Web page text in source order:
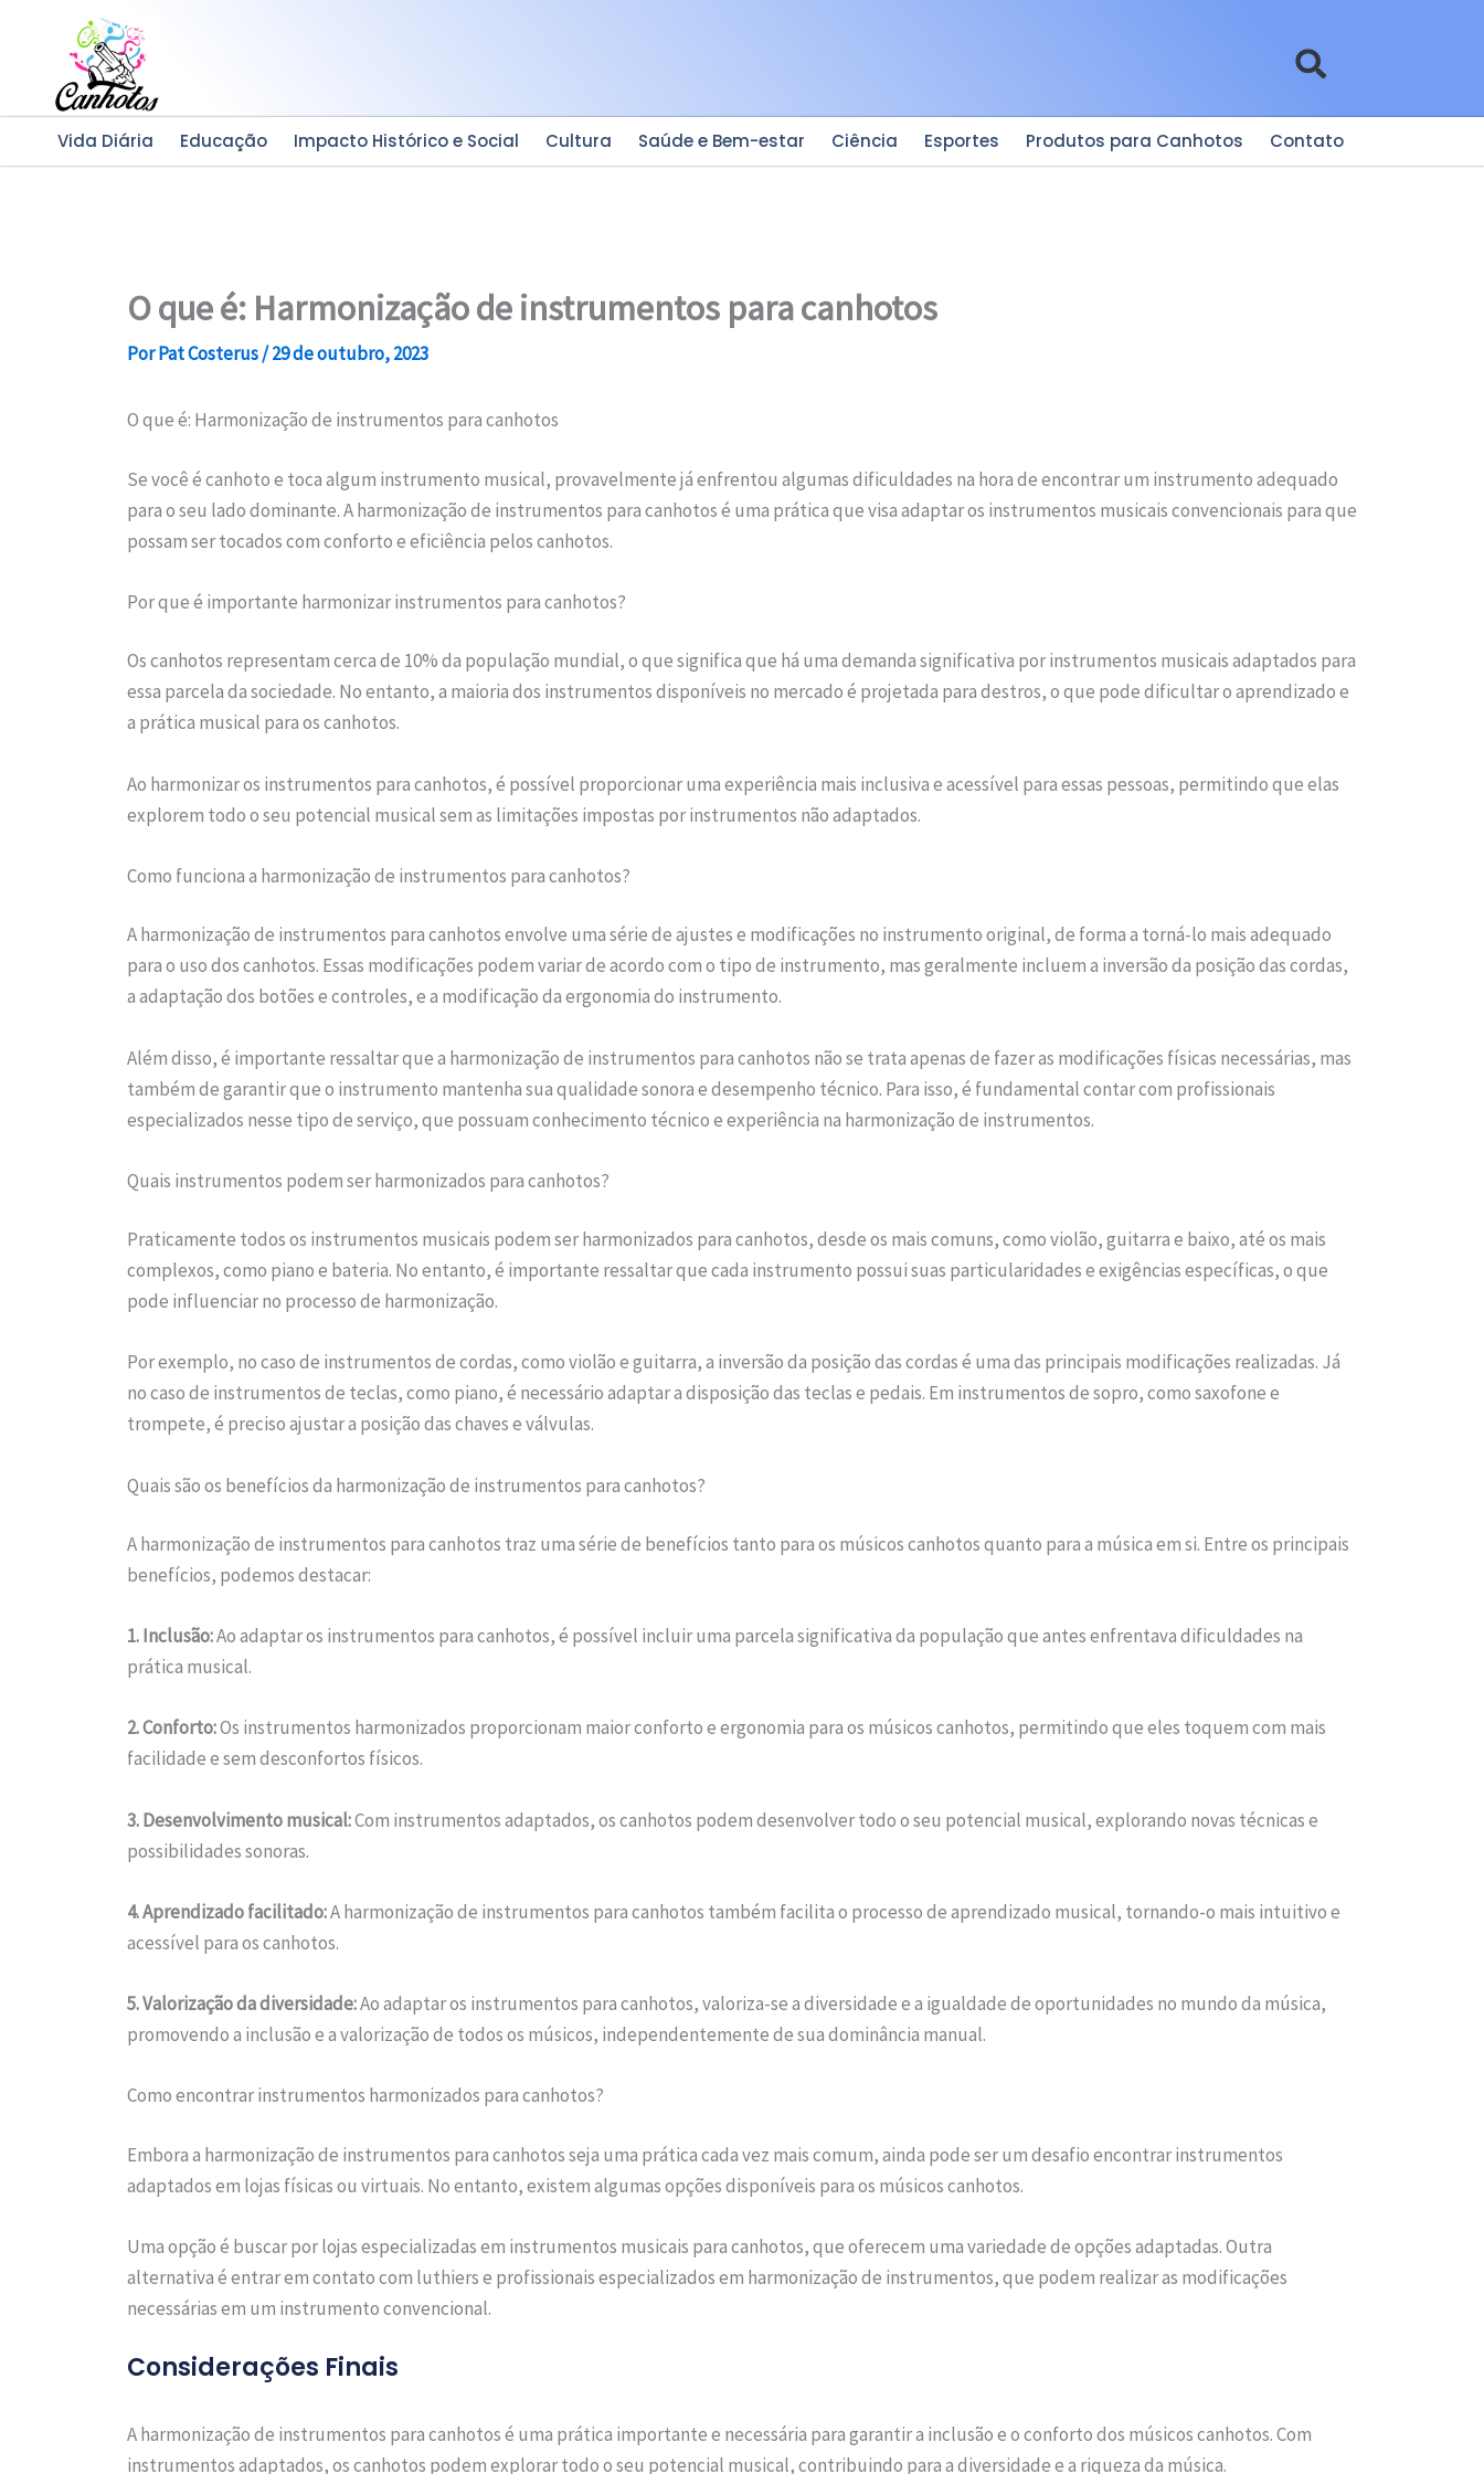
conteúdo
Vida Diária Educação Impacto Histórico e Social Cultura Saúde e Bem-estar Ciência Esportes Produtos para Canhotos Contato
O que é: Harmonização de instrumentos para canhotos
PorPat Costerus/29 de outubro, 2023
O que é: Harmonização de instrumentos para canhotos
Se você é canhoto e toca algum instrumento musical, provavelmente já enfrentou algumas dificuldades na hora de encontrar um instrumento adequado
para o seu lado dominante. A harmonização de instrumentos para canhotos é uma prática que visa adaptar os instrumentos musicais convencionais para que
possam ser tocados com conforto e eficiência pelos canhotos.
Por que é importante harmonizar instrumentos para canhotos?
Os canhotos representam cerca de 10% da população mundial, o que significa que há uma demanda significativa por instrumentos musicais adaptados para
essa parcela da sociedade. No entanto, a maioria dos instrumentos disponíveis no mercado é projetada para destros, o que pode dificultar o aprendizado e
a prática musical para os canhotos.
Ao harmonizar os instrumentos para canhotos, é possível proporcionar uma experiência mais inclusiva e acessível para essas pessoas, permitindo que elas
explorem todo o seu potencial musical sem as limitações impostas por instrumentos não adaptados.
Como funciona a harmonização de instrumentos para canhotos?
A harmonização de instrumentos para canhotos envolve uma série de ajustes e modificações no instrumento original, de forma a torná-lo mais adequado
para o uso dos canhotos. Essas modificações podem variar de acordo com o tipo de instrumento, mas geralmente incluem a inversão da posição das cordas,
a adaptação dos botões e controles, e a modificação da ergonomia do instrumento.
Além disso, é importante ressaltar que a harmonização de instrumentos para canhotos não se trata apenas de fazer as modificações físicas necessárias, mas
também de garantir que o instrumento mantenha sua qualidade sonora e desempenho técnico. Para isso, é fundamental contar com profissionais
especializados nesse tipo de serviço, que possuam conhecimento técnico e experiência na harmonização de instrumentos.
Quais instrumentos podem ser harmonizados para canhotos?
Praticamente todos os instrumentos musicais podem ser harmonizados para canhotos, desde os mais comuns, como violão, guitarra e baixo, até os mais
complexos, como piano e bateria. No entanto, é importante ressaltar que cada instrumento possui suas particularidades e exigências específicas, o que
pode influenciar no processo de harmonização.
Por exemplo, no caso de instrumentos de cordas, como violão e guitarra, a inversão da posição das cordas é uma das principais modificações realizadas. Já
no caso de instrumentos de teclas, como piano, é necessário adaptar a disposição das teclas e pedais. Em instrumentos de sopro, como saxofone e
trompete, é preciso ajustar a posição das chaves e válvulas.
Quais são os benefícios da harmonização de instrumentos para canhotos?
A harmonização de instrumentos para canhotos traz uma série de benefícios tanto para os músicos canhotos quanto para a música em si. Entre os principais
benefícios, podemos destacar:
1. Inclusão:Ao adaptar os instrumentos para canhotos, é possível incluir uma parcela significativa da população que antes enfrentava dificuldades na
prática musical.
2. Conforto:Os instrumentos harmonizados proporcionam maior conforto e ergonomia para os músicos canhotos, permitindo que eles toquem com mais
facilidade e sem desconfortos físicos.
3. Desenvolvimento musical:Com instrumentos adaptados, os canhotos podem desenvolver todo o seu potencial musical, explorando novas técnicas e
possibilidades sonoras.
4. Aprendizado facilitado:A harmonização de instrumentos para canhotos também facilita o processo de aprendizado musical, tornando-o mais intuitivo e
acessível para os canhotos.
5. Valorização da diversidade:Ao adaptar os instrumentos para canhotos, valoriza-se a diversidade e a igualdade de oportunidades no mundo da música,
promovendo a inclusão e a valorização de todos os músicos, independentemente de sua dominância manual.
Como encontrar instrumentos harmonizados para canhotos?
Embora a harmonização de instrumentos para canhotos seja uma prática cada vez mais comum, ainda pode ser um desafio encontrar instrumentos
adaptados em lojas físicas ou virtuais. No entanto, existem algumas opções disponíveis para os músicos canhotos.
Uma opção é buscar por lojas especializadas em instrumentos musicais para canhotos, que oferecem uma variedade de opções adaptadas. Outra
alternativa é entrar em contato com luthiers e profissionais especializados em harmonização de instrumentos, que podem realizar as modificações
necessárias em um instrumento convencional.
Considerações Finais
A harmonização de instrumentos para canhotos é uma prática importante e necessária para garantir a inclusão e o conforto dos músicos canhotos. Com
instrumentos adaptados, os canhotos podem explorar todo o seu potencial musical, contribuindo para a diversidade e a riqueza da música.